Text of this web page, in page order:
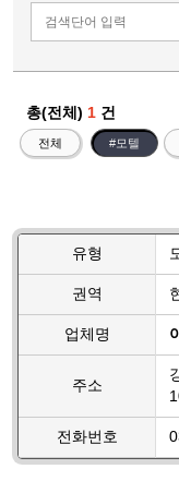
총(전체) 1 건
전체 #모텔
유형
권역
업체명
주소
전화번호